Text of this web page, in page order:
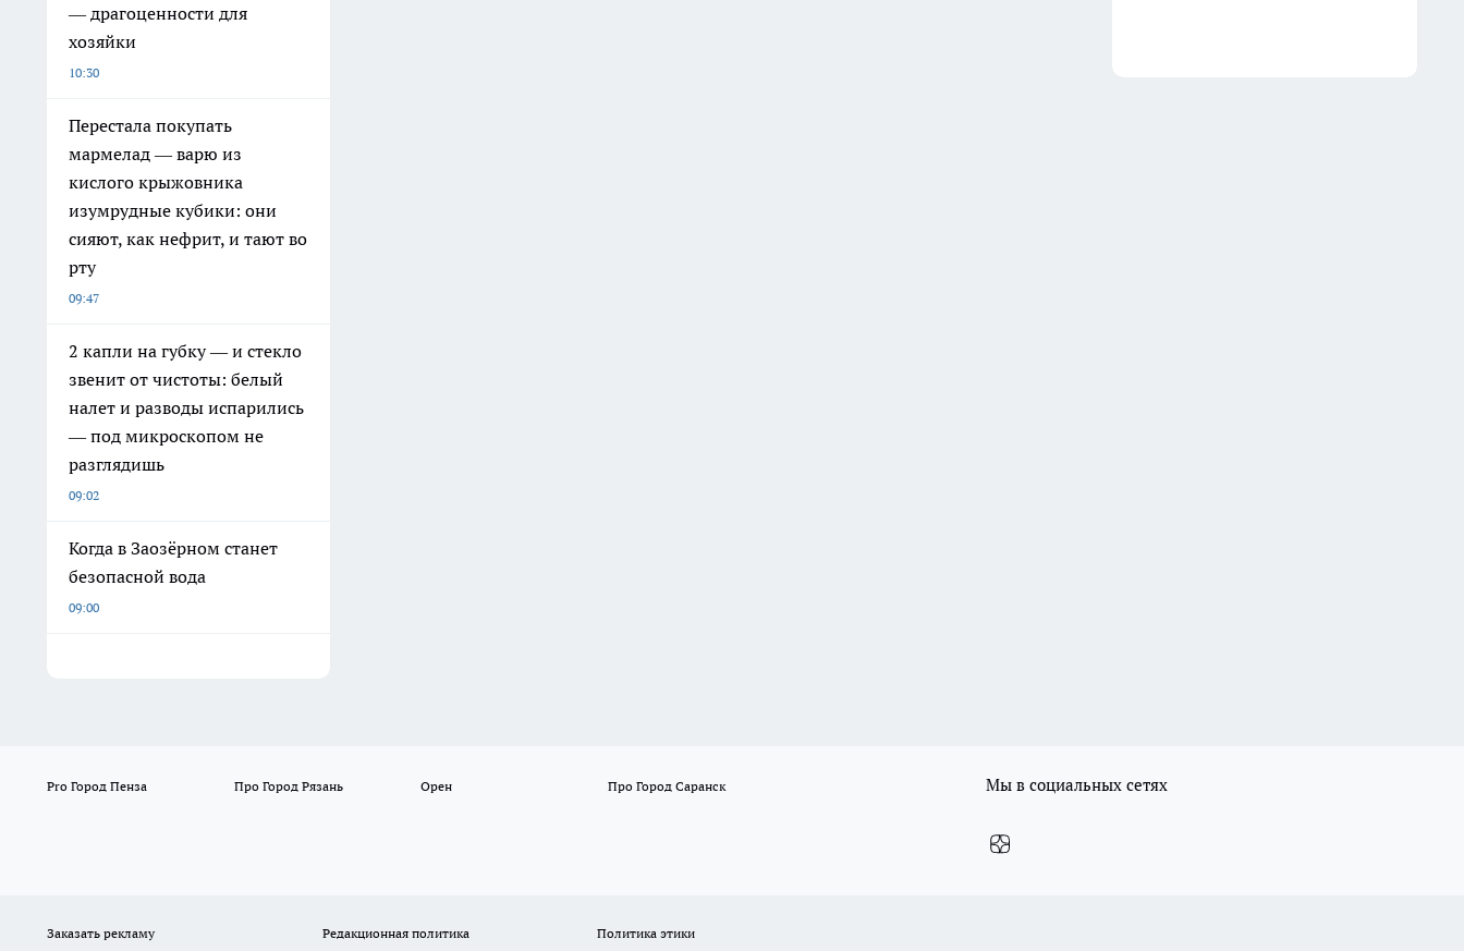
— драгоценности для
хозяйки
10:30
Перестала покупать
мармелад — варю из
кислого крыжовника
изумрудные кубики: они
сияют, как нефрит, и тают во
рту
09:47
2 капли на губку — и стекло
звенит от чистоты: белый
налет и разводы испарились
— под микроскопом не
разглядишь
09:02
Когда в Заозёрном станет
безопасной вода
09:00
Pro Город Пенза Про Город Рязань Орен Про Город Саранск Мы в социальных сетях
Заказать рекламу Редакционная политика Политика этики